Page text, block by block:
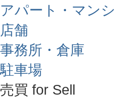
アパート・マン
店舗
事務所・倉庫
駐車場
売買 for Sell